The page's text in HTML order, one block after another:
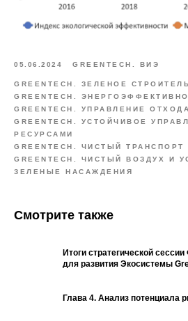
05.06.2024 GREENTECH. ВИЭ
GREENTECH. ЗЕЛЕНОЕ
GREENTECH.
GREENTECH. УПРАВЛЕНИЕ
GREENTECH. УСТОЙЧИВОЕ
РЕСУРСАМИ
GREENTECH. ЧИСТЫЙ ТРАНСПОРТ
GREENTECH. ЧИСТЫЙ ВОЗДУХ И
ЗЕЛЕНЫЕ НАСАЖДЕНИЯ
Смотрите также
Итоги стратегической
для развития Экосистемы
Глава 4. Анализ потенциала